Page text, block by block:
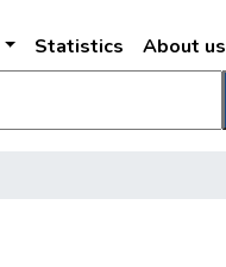
Statistics About us